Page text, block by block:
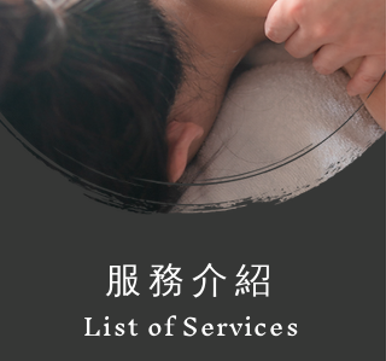
服務介紹
List of Services